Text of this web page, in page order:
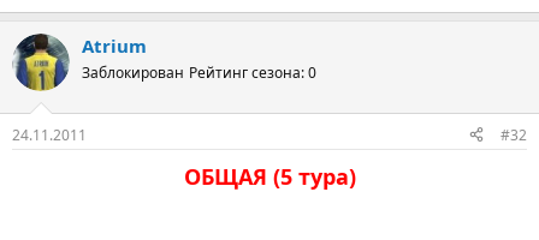
Atrium
Заблокирован Рейтинг сезона: 0
24.11.2011 #32
ОБЩАЯ (5 тура)